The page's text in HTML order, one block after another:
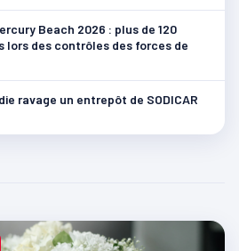
Beach 2026 : plus de 120
lors des contrôles des forces de
ravage un entrepôt de SODICAR